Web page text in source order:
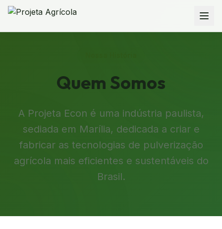
Quem Somos
A Projeta Econ é uma indústria paulista,
sediada em Marília, dedicada a criar e
fabricar as tecnologias de pulverização
agrícola mais eficientes e sustentáveis do
Brasil.